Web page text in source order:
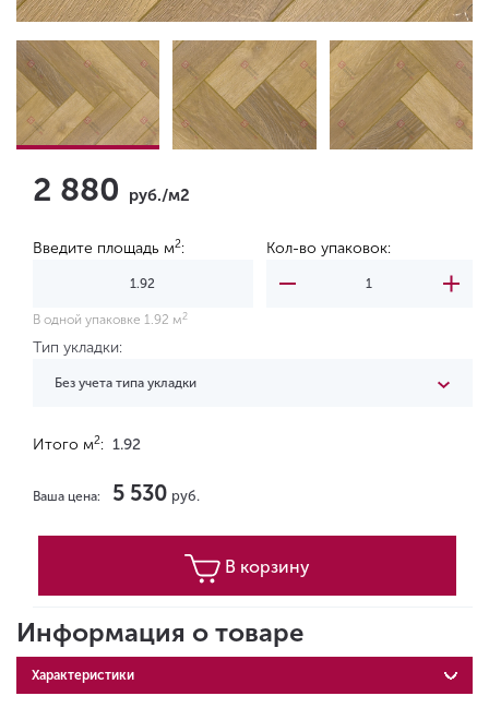
2 880 руб./м2
Введите площадь м2: Кол-во упаковок:
В одной упаковке 1.92 м 2
Тип укладки:
Без учета типа укладки
Итого м2: 1.92
Ваша цена: 5 530 руб.
В корзину
Информация о товаре
Характеристики